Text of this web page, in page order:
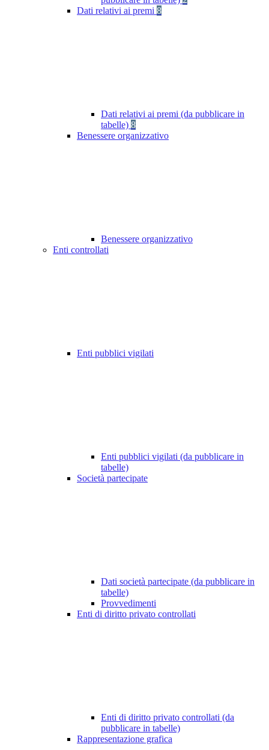
Dati relativi ai premi 8
Dati relativi ai premi (da pubblicare in
tabelle) 8
Benessere organizzativo
Benessere organizzativo
Enti controllati
Enti pubblici vigilati
Enti pubblici vigilati (da pubblicare in
tabelle)
Società partecipate
Dati società partecipate (da pubblicare in
tabelle)
Provvedimenti
Enti di diritto privato controllati
Enti di diritto privato controllati (da
pubblicare in tabelle)
Rappresentazione grafica